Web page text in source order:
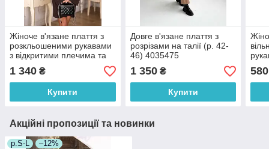
Жіноче в'язане плаття з
розкльошеними рукавами
з відкритими плечима та
4036203
1 340 ₴
Купити
Довге в'язане плаття з
розрізами на талії (р. 42-
46) 4035475
1 350₴
Купити
580
Акційні пропозиції та новинки
р.S-L –12%